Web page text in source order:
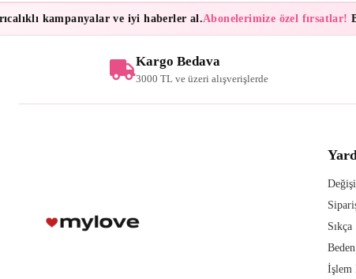
kampanyalar ve iyi haberler al. Abonelerimize özel fırsatlar!
Kargo Bedava
3000 TL ve üzeri alışverişlerde
İşlem